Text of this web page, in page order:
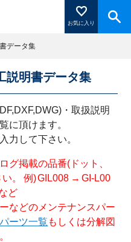
お気に入り
登録」を押すと登録した
データ集
説明書データ集
・取扱説明
に頂けます。
力して下さい。
グ掲載の品番(ドット、
。 例) GIL008 → GI-L00
ど
などのメンテナンスパー
ーツ一覧 もしくは分解図